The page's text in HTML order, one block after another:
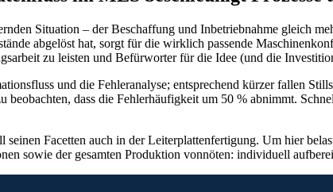
Situation – der Beschaffung und Inbetriebnahme gleich
abgelöst hat, sorgt für die wirklich passende
zu leisten und Befürworter für die Idee (und die
und die Fehleranalyse; entsprechend kürzer fallen
dass die Fehlerhäufigkeit um 50 % abnimmt.
Facetten auch in der Leiterplattenfertigung. Um hier
sowie der gesamten Produktion vonnöten: individuell